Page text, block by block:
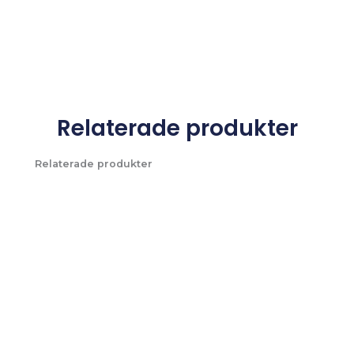
Relaterade produkter
Relaterade produkter